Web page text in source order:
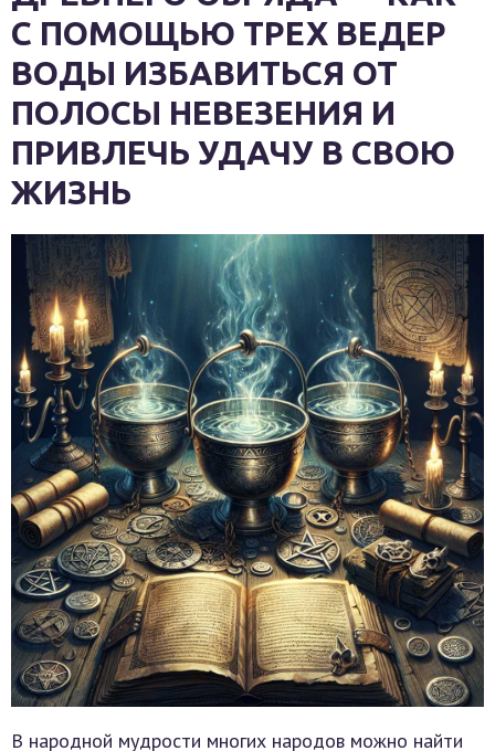
С ПОМОЩЬЮ ТРЕХ ВЕДЕР
ВОДЫ ИЗБАВИТЬСЯ ОТ
ПОЛОСЫ НЕВЕЗЕНИЯ И
ПРИВЛЕЧЬ УДАЧУ В СВОЮ
ЖИЗНЬ
В народной мудрости многих народов можно найти